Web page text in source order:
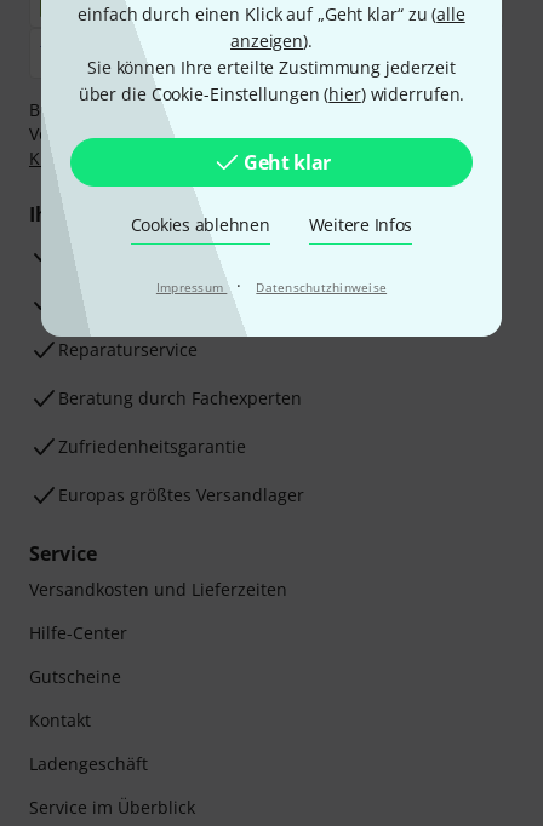
einfach durch einen Klick auf „Geht klar“ zu (alle
anzeigen).
Sie können Ihre erteilte Zustimmung jederzeit
über die Cookie-Einstellungen (hier) widerrufen.
Geht klar
Cookies ablehnen Weitere Infos
Impressum · Datenschutzhinweise
Bezahlen Sie vertraulich und sicher per Nachnahme,
Vorkasse, PayPal, Amazon Pay,Klarna Sofort bezahlen
Klarna Ratenzahlung
oder Kreditkarte.
Ihre Vorteile
3 Jahre Thomann Garantie
30 Tage Money-Back-Garantie
Reparaturservice
Beratung durch Fachexperten
Zufriedenheitsgarantie
Europas größtes Versandlager
Service
Versandkosten und Lieferzeiten
Hilfe-Center
Gutscheine
Kontakt
Ladengeschäft
Service im Überblick